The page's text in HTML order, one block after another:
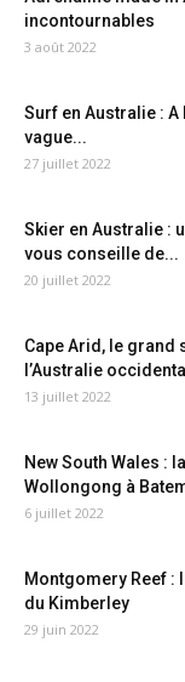
incontournables
3 août 2022
Surf en Australie :
vague...
27 juillet 2022
Skier en Australie :
vous conseille de...
20 juillet 2022
Cape Arid, le grand
l’Australie
13 juillet 2022
New South Wales :
Wollongong à
6 juillet 2022
Montgomery Reef :
du Kimberley
29 juin 2022